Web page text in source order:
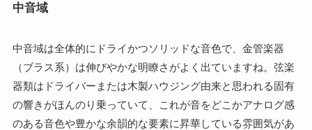
中音域
中音域は全体的にドライかつソリッドな音色で、金管楽器
（ブラス系）は伸びやかな明瞭さがよく出ていますね。弦楽
器類はドライバーまたは木製ハウジング由来と思われる固有
の響きがほんのり乗っていて、これが音をどこかアナログ感
のある音色や豊かな余韻的な要素に昇華している雰囲気があ